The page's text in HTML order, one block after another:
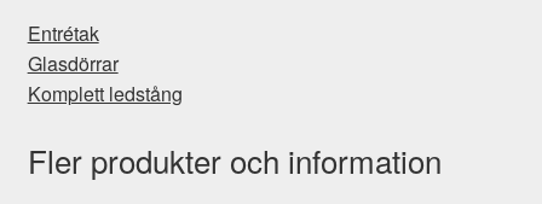
Entrétak
Glasdörrar
Komplett ledstång
Fler produkter och information